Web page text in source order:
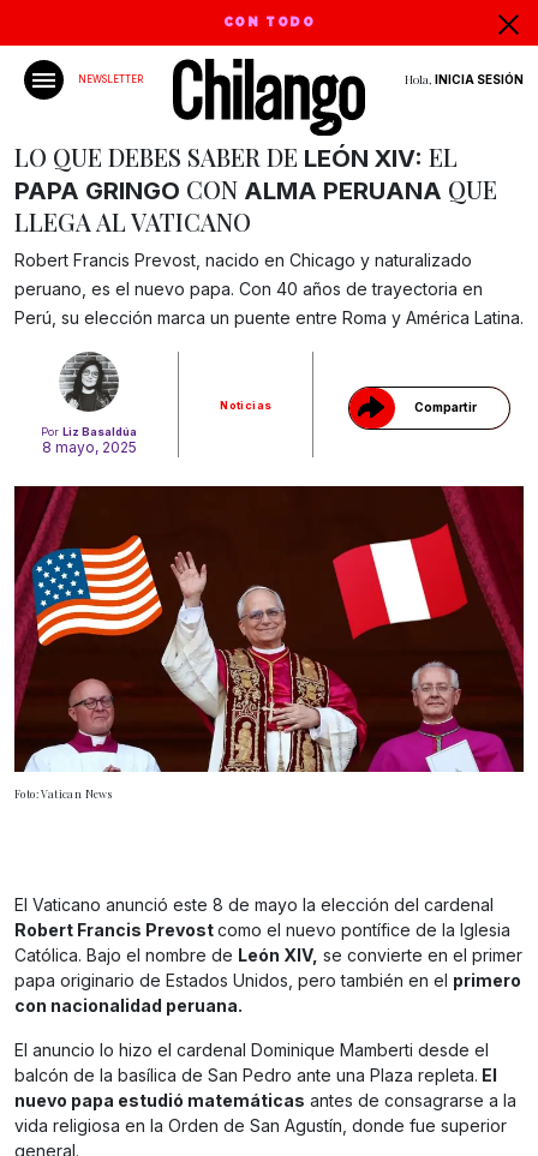
CON TODO
NEWSLETTER Hola, INICIA SESIÓN
PorLiz Basaldúa
8 mayo, 2025
Noticias Compartir
Gracias!
LO QUE DEBES SABER DE LEÓN XIV: EL
PAPA GRINGO CON ALMA PERUANA QUE
LLEGA AL VATICANO
Robert Francis Prevost, nacido en Chicago y naturalizado
peruano, es el nuevo papa. Con 40 años de trayectoria en
Perú, su elección marca un puente entre Roma y América Latina.
Foto: Vatican News
El Vaticano anunció este 8 de mayo la elección del cardenal
Robert Francis Prevostcomo el nuevo pontífice de la Iglesia
Católica. Bajo el nombre de León XIV, se convierte en el primer
papa originario de Estados Unidos, pero también en el primero
con nacionalidad peruana.
El anuncio lo hizo el cardenal Dominique Mamberti desde el
balcón de la basílica de San Pedro ante una Plaza repleta. El
nuevo papa estudió matemáticas antes de consagrarse a la
vida religiosa en la Orden de San Agustín, donde fue superior
general.